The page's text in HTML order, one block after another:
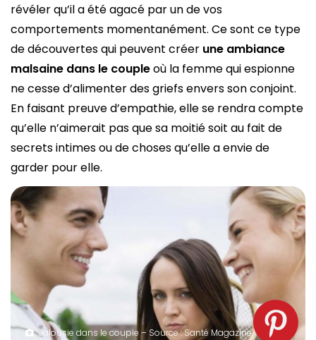
révéler qu’il a été agacé par un de vos
comportements momentanément. Ce sont ce type
de découvertes qui peuvent créer une ambiance
malsaine dans le coupleoù la femme qui espionne
ne cesse d’alimenter des griefs envers son conjoint.
En faisant preuve d’empathie, elle se rendra compte
qu’elle n’aimerait pas que sa moitié soit au fait de
secrets intimes ou de choses qu’elle a envie de
garder pour elle.
Jalousie dans le couple – Source : Santé Magazine